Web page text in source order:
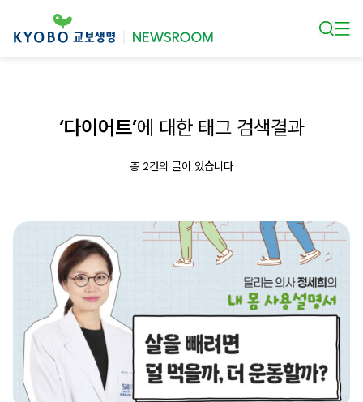
‘다이어트’에 대한 태그 검색결과
총 2건의 글이 있습니다